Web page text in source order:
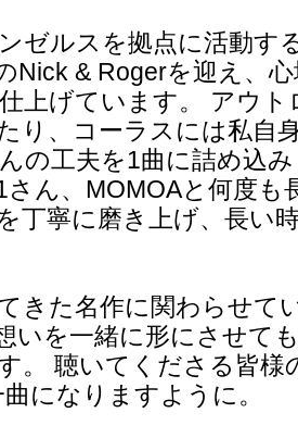
ゼルスを拠点に活動す
Nick & Rogerを迎え、
上げています。 アウ
り、コーラスには私自
の工夫を1曲に詰め込
さん、MOMOAと何度も
丁寧に磨き上げ、長い
きた名作に関わらせて
いを一緒に形にさせて
。 聴いてくださる皆様
になりますように。